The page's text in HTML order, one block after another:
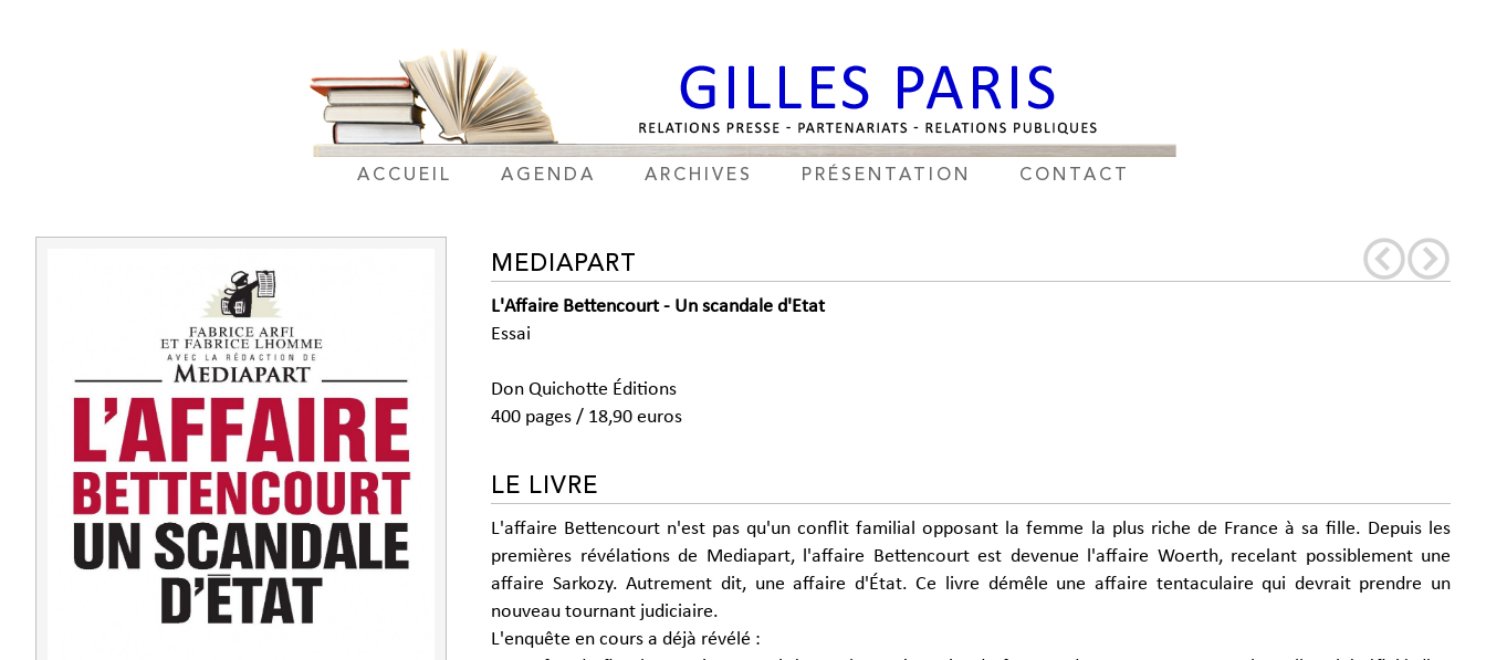
ACCUEIL AGENDA ARCHIVES PRÉSENTATION CONTACT
MEDIAPART
L'Affaire Bettencourt - Un scandale d'Etat
Essai
Don Quichotte Éditions
400 pages / 18,90 euros
LE LIVRE
L'affaire Bettencourt n'est pas qu'un conflit familial opposant la femme la plus riche de France à sa fille. Depuis les
premières révélations de Mediapart, l'affaire Bettencourt est devenue l'affaire Woerth, recelant possiblement une
affaire Sarkozy. Autrement dit, une affaire d'État. Ce livre démêle une affaire tentaculaire qui devrait prendre un
nouveau tournant judiciaire.
L'enquête en cours a déjà révélé :